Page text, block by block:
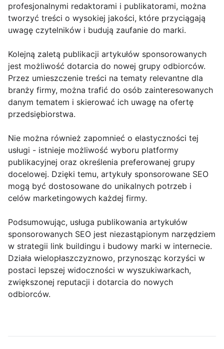
profesjonalnymi redaktorami i publikatorami, można
tworzyć treści o wysokiej jakości, które przyciągają
uwagę czytelników i budują zaufanie do marki.
Kolejną zaletą publikacji artykułów sponsorowanych
jest możliwość dotarcia do nowej grupy odbiorców.
Przez umieszczenie treści na tematy relevantne dla
branży firmy, można trafić do osób zainteresowanych
danym tematem i skierować ich uwagę na ofertę
przedsiębiorstwa.
Nie można również zapomnieć o elastyczności tej
usługi - istnieje możliwość wyboru platformy
publikacyjnej oraz określenia preferowanej grupy
docelowej. Dzięki temu, artykuły sponsorowane SEO
mogą być dostosowane do unikalnych potrzeb i
celów marketingowych każdej firmy.
Podsumowując, usługa publikowania artykułów
sponsorowanych SEO jest niezastąpionym narzędziem
w strategii link buildingu i budowy marki w internecie.
Działa wielopłaszczyznowo, przynosząc korzyści w
postaci lepszej widoczności w wyszukiwarkach,
zwiększonej reputacji i dotarcia do nowych
odbiorców.